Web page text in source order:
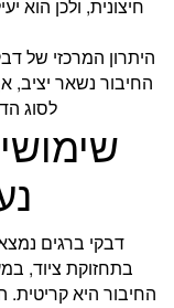
חיצונית, ולכן הוא
היתרון המרכזי של
החיבור נשאר יציב,
לסוג
דבקי ברגים
בתחזוקת ציוד,
החיבור היא קריטית.